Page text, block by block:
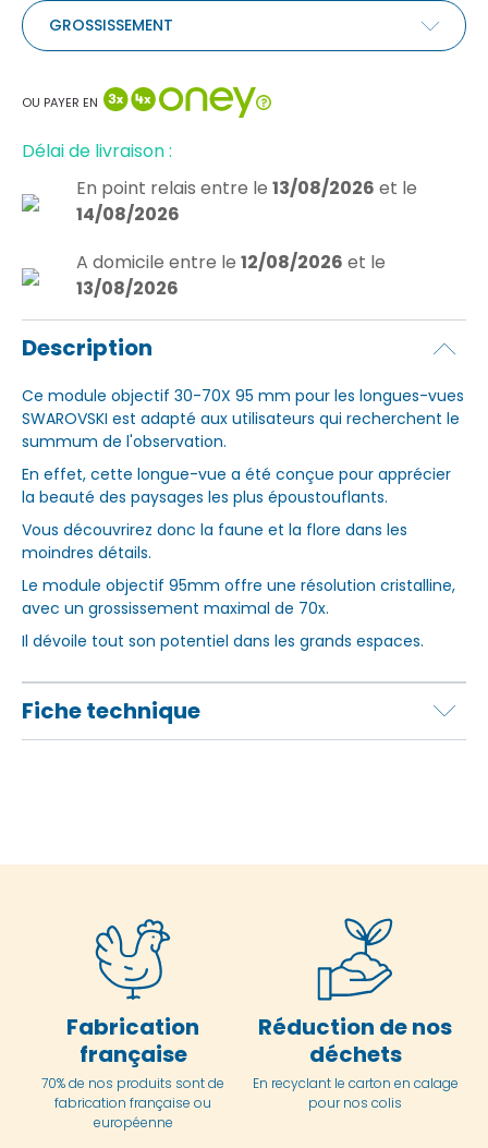
GROSSISSEMENT
OU PAYER EN
Délai de livraison :
En point relais entre le 13/08/2026 et le
14/08/2026
A domicile entre le 12/08/2026 et le
13/08/2026
Description
Ce module objectif 30-70X 95 mm pour les longues-vues
SWAROVSKI est adapté aux utilisateurs qui recherchent le
summum de l'observation.
En effet, cette longue-vue a été conçue pour apprécier
la beauté des paysages les plus époustouflants.
Vous découvrirez donc la faune et la flore dans les
moindres détails.
Le module objectif 95mm offre une résolution cristalline,
avec un grossissement maximal de 70x.
Il dévoile tout son potentiel dans les grands espaces.
Fiche technique
Fabrication
française
70% de nos produits sont de
fabrication française ou
européenne
Réduction de nos
déchets
En recyclant le carton en calage
pour nos colis